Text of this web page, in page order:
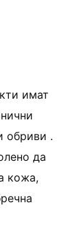
имат
обриви .
да
кожа,